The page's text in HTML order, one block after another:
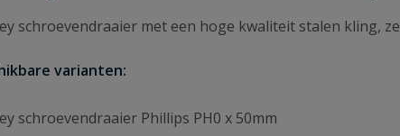
schroevendraaier met een hoge kwaliteit stalen kling,
varianten:
schroevendraaier Phillips PH0 x 50mm